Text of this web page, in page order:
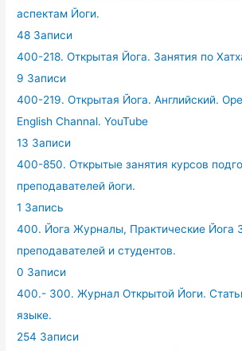
аспектам Йоги.
48 Записи
400-218. Открытая Йога. Занятия по
9 Записи
400-219. Открытая Йога. Английский.
English Channal. YouTube
13 Записи
400-850. Открытые занятия курсов
преподавателей йоги.
1 Запись
400. Йога Журналы, Практические Йога
преподавателей и студентов.
0 Записи
400.- 300. Журнал Открытой Йоги.
языке.
254 Записи